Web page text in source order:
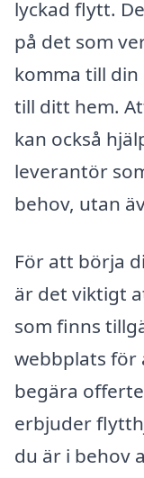
lyckad flytt.
på det som
komma till
till ditt hem.
kan också
leverantör
behov, utan
För att börja
är det viktigt
som finns
webbplats för
begära
erbjuder
du är i behov